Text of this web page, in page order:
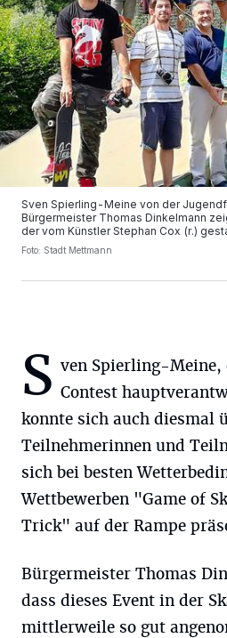
Sven Spierling-Meine von der
Bürgermeister Thomas Dinkelmann
der vom Künstler Stephan Cox (r.)
Foto: Stadt Mettmann
S ven Spierling-Meine,
Contest
konnte sich auch diesmal
Teilnehmerinnen und
sich bei besten
Wettbewerben "Game of
Trick" auf der Rampe
Bürgermeister Thomas
dass dieses Event in der
mittlerweile so gut